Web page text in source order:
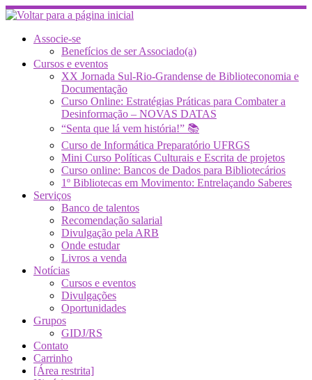
Skip
to
contentAssocie-se
Benefícios de ser Associado(a)
Cursos e eventos
XX Jornada Sul-Rio-Grandense de Biblioteconomia e
Documentação
Curso Online: Estratégias Práticas para Combater a
Desinformação – NOVAS DATAS
“Senta que lá vem história!” 📚
Curso de Informática Preparatório UFRGS
Mini Curso Políticas Culturais e Escrita de projetos
Curso online: Bancos de Dados para Bibliotecários
1º Bibliotecas em Movimento: Entrelaçando Saberes
Serviços
Banco de talentos
Recomendação salarial
Divulgação pela ARB
Onde estudar
Livros a venda
Notícias
Cursos e eventos
Divulgações
Oportunidades
Grupos
GIDJ/RS
Contato
Carrinho
[Área restrita]